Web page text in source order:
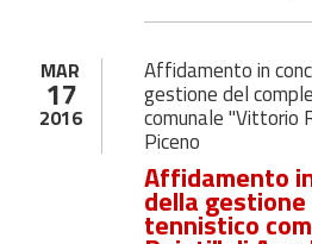
MAR
17
2016
Affidamento in
gestione del
comunale "Vittorio
Piceno
Affidamento
della
tennistico